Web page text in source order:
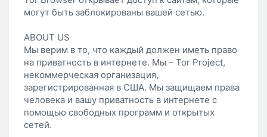
могут быть заблокированы вашей сетью.
ABOUT US
Мы верим в то, что каждый должен иметь право
на приватность в интернете. Мы – Tor Project,
некоммерческая организация,
зарегистрированная в США. Мы защищаем права
человека и вашу приватность в интернете с
помощью свободных программ и открытых
сетей.